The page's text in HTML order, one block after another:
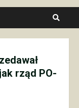
rząd PO-